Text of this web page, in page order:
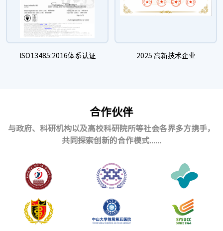
2021/03 完成A+轮融资
2021/05 外科植入左旋聚乳酸完成NMPA医疗器械主文档备案
2021/06
公司产品可吸收颅骨再次锁斩获2020年德国红点大奖产品
2020/06 公司产品免洗手消毒凝胶通过FDA认证
2020/12 公司通过成都市新材料企业认定
2019
ISO13485:2016体系认证 2025 高新技术企业
合作伙伴
与政府、科研机构以及高校科研院所等社会各界多方携手，
共同探索创新的合作模式......